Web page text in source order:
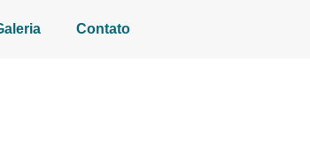
Contato